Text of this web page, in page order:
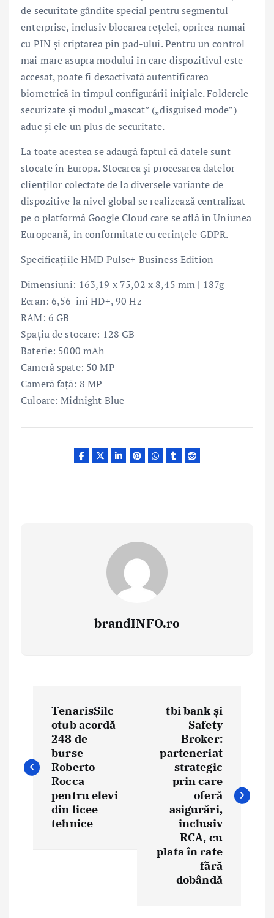
de securitate gândite special pentru segmentul
enterprise, inclusiv blocarea rețelei, oprirea numai
cu PIN și criptarea pin pad-ului. Pentru un control
mai mare asupra modului în care dispozitivul este
accesat, poate fi dezactivată autentificarea
biometrică în timpul configurării inițiale. Folderele
securizate și modul „mascat” („disguised mode”)
aduc și ele un plus de securitate.
La toate acestea se adaugă faptul că datele sunt
stocate în Europa. Stocarea și procesarea datelor
clienților colectate de la diversele variante de
dispozitive la nivel global se realizează centralizat
pe o platformă Google Cloud care se află în Uniunea
Europeană, în conformitate cu cerințele GDPR.
Specificațiile HMD Pulse+ Business Edition
Dimensiuni: 163,19 x 75,02 x 8,45 mm | 187g
Ecran: 6,56-ini HD+, 90 Hz
RAM: 6 GB
Spațiu de stocare: 128 GB
Baterie: 5000 mAh
Cameră spate: 50 MP
Cameră față: 8 MP
Culoare: Midnight Blue
brandINFO.ro
i
TenarisSilc
otub acordă
248 de
burse
Roberto
Rocca
pentru elevi
din licee
tehnice
tbi bank și
Safety
Broker:
parteneriat
strategic
prin care
oferă
asigurări,
inclusiv
RCA, cu
plata în rate
fără
dobândă